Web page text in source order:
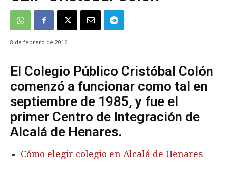
8 de febrero de 2016
El Colegio Público Cristóbal Colón
comenzó a funcionar como tal en
septiembre de 1985, y fue el
primer Centro de Integración de
Alcalá de Henares.
Cómo elegir colegio en Alcalá de Henares